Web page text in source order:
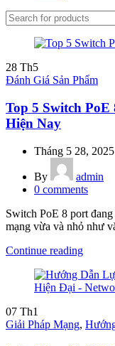
28 Th5
Đánh Giá Sản Phẩm
Top 5 Switch
Hiện Nay
Tháng 5 28, 2025
By
admin
0 comments
Switch PoE 8 port
mạng vừa và nhỏ như
Continue reading
07 Th1
Giải Pháp Mạng,